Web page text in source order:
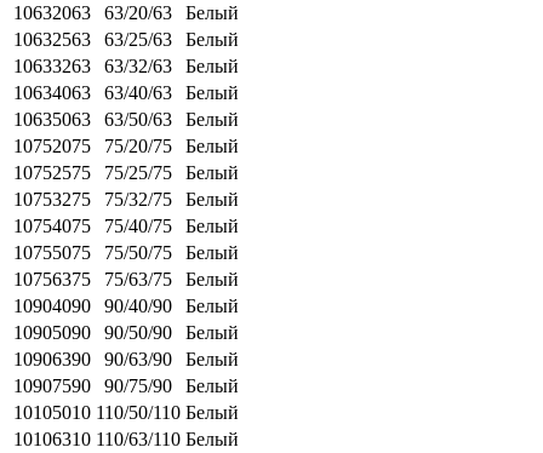
10632063
63/20/63
Белый
10632563
63/25/63
Белый
10633263
63/32/63
Белый
10634063
63/40/63
Белый
10635063
63/50/63
Белый
10752075
75/20/75
Белый
10752575
75/25/75
Белый
10753275
75/32/75
Белый
10754075
75/40/75
Белый
10755075
75/50/75
Белый
10756375
75/63/75
Белый
10904090
90/40/90
Белый
10905090
90/50/90
Белый
10906390
90/63/90
Белый
10907590
90/75/90
Белый
10105010 110/50/110 Белый
10106310 110/63/110 Белый